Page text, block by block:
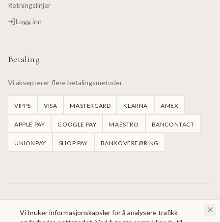
Vi bruker informasjonskapsler for å analysere trafikk
Retningslinjer
Logg inn
Betaling
Vi aksepterer flere betalingsmetoder
VIPPS VISA MASTERCARD KLARNA AMEX
APPLE PAY GOOGLE PAY MAESTRO BANCONTACT
UNIONPAY SHOP PAY BANKOVERFØRING